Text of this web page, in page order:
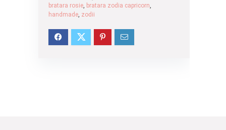
bratara rosie, bratara zodia capricorn,
handmade, zodii